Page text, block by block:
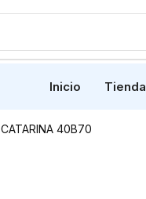
Inicio Tienda
CATARINA 40B70